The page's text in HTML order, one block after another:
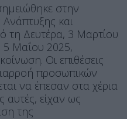
στην
Ανάπτυξης και
τη Δευτέρα, 3 Μαρτίου
5 Μαΐου 2025,
Οι επιθέσεις
προσωπικών
να έπεσαν στα χέρια
αυτές, είχαν ως
της